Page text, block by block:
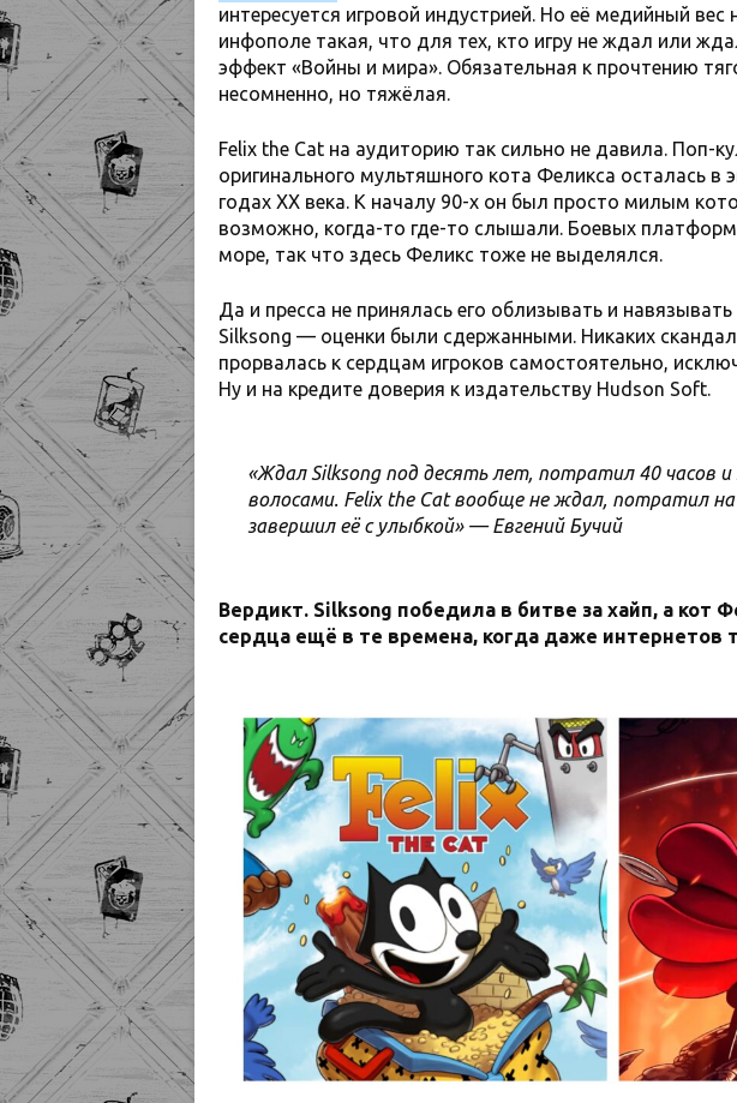
интересуется игровой индустрией. Но её медийный
инфополе такая, что для тех, кто игру не ждал или
эффект «Войны и мира». Обязательная к прочтению
несомненно, но тяжёлая.
Felix the Cat на аудиторию так сильно не давила. Поп-
оригинального мультяшного кота Феликса осталась в
годах XX века. К началу 90-х он был просто милым
возможно, когда-то где-то слышали. Боевых
море, так что здесь Феликс тоже не выделялся.
Да и пресса не принялась его облизывать и
Silksong — оценки были сдержанными. Никаких
прорвалась к сердцам игроков самостоятельно,
Ну и на кредите доверия к издательству Hudson Soft.
«Ждал Silksong под десять лет, потратил 40 часов и
волосами. Felix the Cat вообще не ждал, потратил на
завершил её с улыбкой» — Евгений Бучий
Вердикт. Silksong победила в битве за хайп, а кот
сердца ещё в те времена, когда даже интернетов